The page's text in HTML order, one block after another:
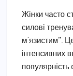
Жінки часто
силові
м’язистим”.
інтенсивних
популярність